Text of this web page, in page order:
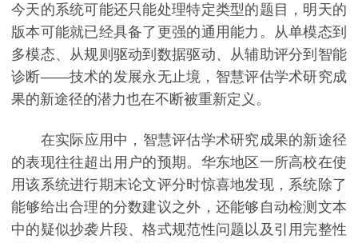
今天的系统可能还只能处理特定类型的题目，明天的
版本可能就已经具备了更强的通用能力。从单模态到
多模态、从规则驱动到数据驱动、从辅助评分到智能
诊断——技术的发展永无止境，智慧评估学术研究成
果的新途径的潜力也在不断被重新定义。
在实际应用中，智慧评估学术研究成果的新途径
的表现往往超出用户的预期。华东地区一所高校在使
用该系统进行期末论文评分时惊喜地发现，系统除了
能够给出合理的分数建议之外，还能够自动检测文本
中的疑似抄袭片段、格式规范性问题以及引用完整性